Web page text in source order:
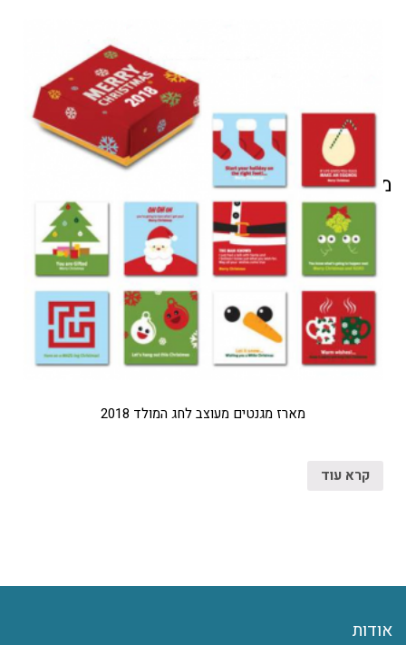
מוצרים קשורים
מארז מגנטים מעוצב לחג המולד 2018
קרא עוד
אודות